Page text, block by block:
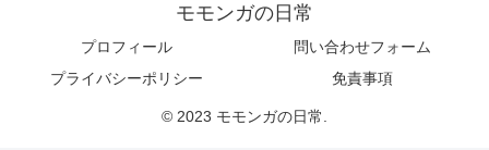
モモンガの日常
プロフィール
問い合わせフォーム
プライバシーポリシー
免責事項
© 2023 モモンガの日常.